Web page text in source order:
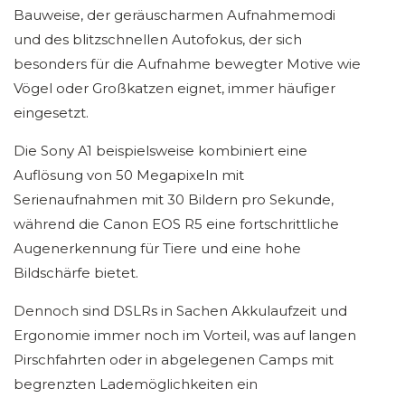
Bauweise, der geräuscharmen Aufnahmemodi
und des blitzschnellen Autofokus, der sich
besonders für die Aufnahme bewegter Motive wie
Vögel oder Großkatzen eignet, immer häufiger
eingesetzt.
Die Sony A1 beispielsweise kombiniert eine
Auflösung von 50 Megapixeln mit
Serienaufnahmen mit 30 Bildern pro Sekunde,
während die Canon EOS R5 eine fortschrittliche
Augenerkennung für Tiere und eine hohe
Bildschärfe bietet.
Dennoch sind DSLRs in Sachen Akkulaufzeit und
Ergonomie immer noch im Vorteil, was auf langen
Pirschfahrten oder in abgelegenen Camps mit
begrenzten Lademöglichkeiten ein